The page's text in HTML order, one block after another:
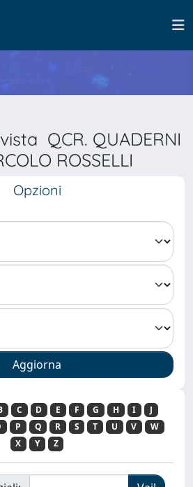
QCR. QUADERNI
ROSSELLI
Opzioni
C D E F G H I
J
P Q R S T U V
W
X
Y Z